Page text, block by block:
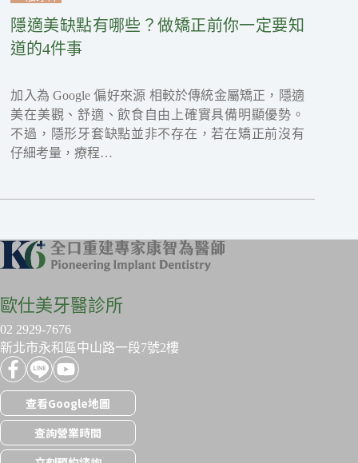
隱適美缺點有哪些？做矯正前你一定要知
道的4件事
加入為 Google 偏好來源 相較於傳統金屬矯正，隱適
美在美觀、舒適、飲食自由上確實具備明顯優勢。
不過，隱形牙套缺點並非不存在，若在矯正前沒有
仔細考量，療程…
歐仕美牙醫診所
02 2929-7676
新北市永和區中山路一段7號2樓
查看Google地圖
查詢營業時間